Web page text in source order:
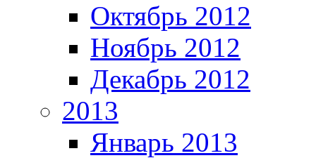
Октябрь 2012
Ноябрь 2012
Декабрь 2012
2013
Январь 2013